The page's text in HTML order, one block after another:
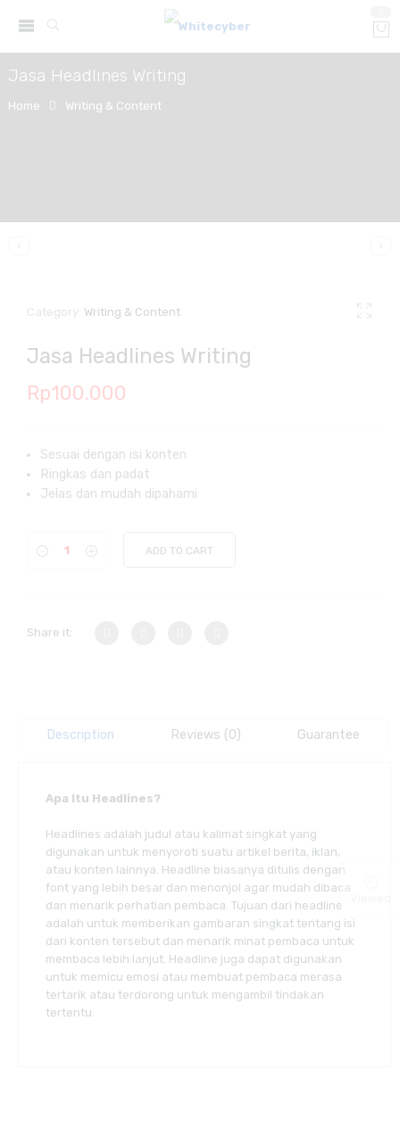
Jasa Headlines Writing
Home Writing & Content
Category: Writing & Content
Jasa Headlines Writing
Rp100.000
Sesuai dengan isi konten
Ringkas dan padat
Jelas dan mudah dipahami
ADD TO CART
Share it:
Description Reviews (0) Guarantee
Apa Itu Headlines?
Headlines adalah judul atau kalimat singkat yang
digunakan untuk menyoroti suatu artikel berita, iklan,
atau konten lainnya. Headline biasanya ditulis dengan
font yang lebih besar dan menonjol agar mudah dibaca
dan menarik perhatian pembaca. Tujuan dari headline
adalah untuk memberikan gambaran singkat tentang isi
dari konten tersebut dan menarik minat pembaca untuk
membaca lebih lanjut. Headline juga dapat digunakan
untuk memicu emosi atau membuat pembaca merasa
tertarik atau terdorong untuk mengambil tindakan
tertentu.